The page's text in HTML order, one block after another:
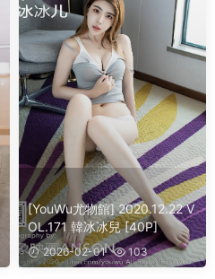
[YouWu尤物館] 2020.12.22 V
OL.171 韓冰冰兒 [40P]
2026-02-01 103